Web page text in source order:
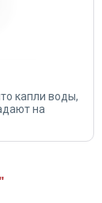
капли воды,
на